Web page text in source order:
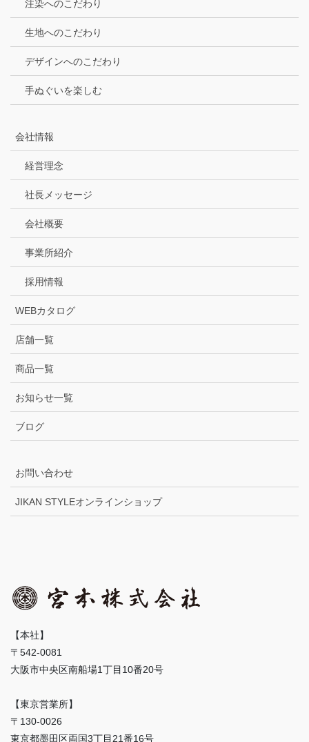
注染へのこだわり
生地へのこだわり
デザインへのこだわり
手ぬぐいを楽しむ
会社情報
経営理念
社長メッセージ
会社概要
事業所紹介
採用情報
WEBカタログ
店舗一覧
商品一覧
お知らせ一覧
ブログ
お問い合わせ
JIKAN STYLEオンラインショップ
【本社】
〒542-0081
大阪市中央区南船場1丁目10番20号
【東京営業所】
〒130-0026
東京都墨田区両国3丁目21番16号